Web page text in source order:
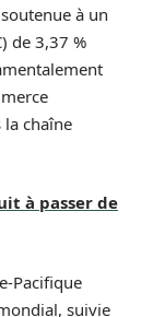
à un
de 3,37 %
la chaîne
à passer de
Pacifique
suivie